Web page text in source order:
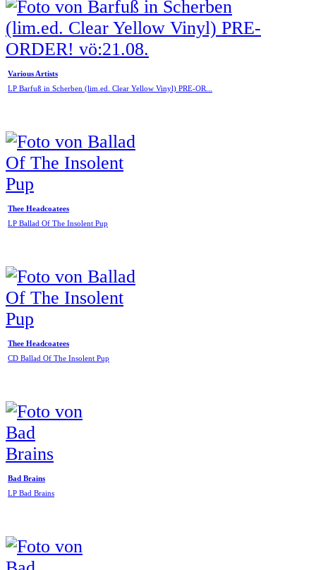
Various Artists
LP Barfuß in Scherben (lim.ed. Clear Yellow Vinyl) PRE-OR...
Thee Headcoatees
LP Ballad Of The Insolent Pup
Thee Headcoatees
CD Ballad Of The Insolent Pup
Bad Brains
LP Bad Brains